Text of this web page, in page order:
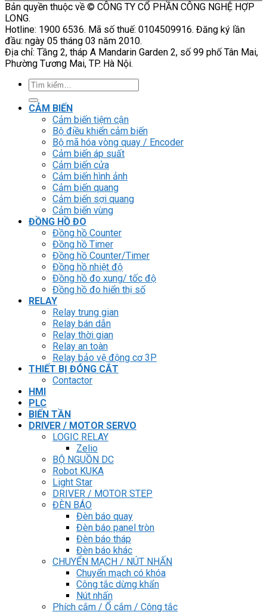
Bản quyền thuộc về © CÔNG TY CỔ PHẦN CÔNG NGHỆ HỢP
LONG.
Hotline: 1900 6536. Mã số thuế: 0104509916. Đăng ký lần
đầu: ngày 05 tháng 03 năm 2010.
Địa chỉ: Tầng 2, tháp A Mandarin Garden 2, số 99 phố Tân Mai,
Phường Tương Mai, TP. Hà Nội.
Tìm
kiếm:
CẢM BIẾN
Cảm biến tiệm cận
Bộ điều khiển cảm biến
Bộ mã hóa vòng quay / Encoder
Cảm biến áp suất
Cảm biến cửa
Cảm biến hình ảnh
Cảm biến quang
Cảm biến sợi quang
Cảm biến vùng
ĐỒNG HỒ ĐO
Đồng hồ Counter
Đồng hồ Timer
Đồng hồ Counter/Timer
Đồng hồ nhiệt độ
Đồng hồ đo xung/ tốc độ
Đồng hồ đo hiển thị số
RELAY
Relay trung gian
Relay bán dẫn
Relay thời gian
Relay an toàn
Relay bảo vệ động cơ 3P
THIẾT BỊ ĐÓNG CẮT
Contactor
HMI
PLC
BIẾN TẦN
DRIVER / MOTOR SERVO
LOGIC RELAY
Zelio
BỘ NGUỒN DC
Robot KUKA
Light Star
DRIVER / MOTOR STEP
ĐÈN BÁO
Đèn báo quay
Đèn báo panel tròn
Đèn báo tháp
Đèn báo khác
CHUYỂN MẠCH / NÚT NHẤN
Chuyển mạch có khóa
Công tắc dừng khẩn
Nút nhấn
Phích cắm / Ổ cắm / Công tắc